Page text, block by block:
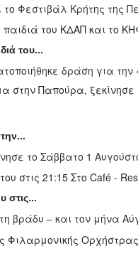
Φεστιβάλ Κρήτης της
του...
δράση για την
το Σάββατο 1
στις...
βράδυ – και τον μήνα